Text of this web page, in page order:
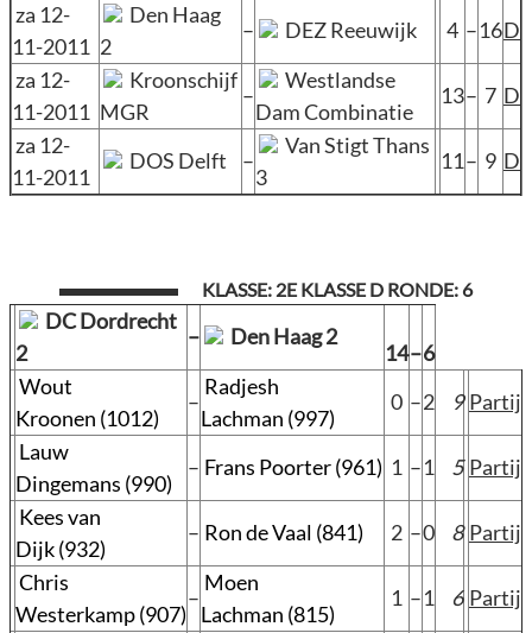
za 12-
11-2011
Den Haag
2
– DEZ Reeuwijk 4 –16D
za 12-
11-2011
Kroonschijf
MGR
–
Westlandse
Dam Combinatie
13– 7 D
za 12-
11-2011
DOS Delft –
Van Stigt Thans
3
11– 9 D
KLASSE: 2E KLASSE D RONDE: 6
DC Dordrecht
2
– Den Haag 2
14–6
Wout
Kroonen (1012)
–
Radjesh
Lachman (997)
0 –2 9 Partij
Lauw
Dingemans (990)
– Frans Poorter (961) 1 –1 5 Partij
Kees van
Dijk (932)
– Ron de Vaal (841) 2 –0 8 Partij
Chris
Westerkamp (907)
–
Moen
Lachman (815)
1 –1 6 Partij